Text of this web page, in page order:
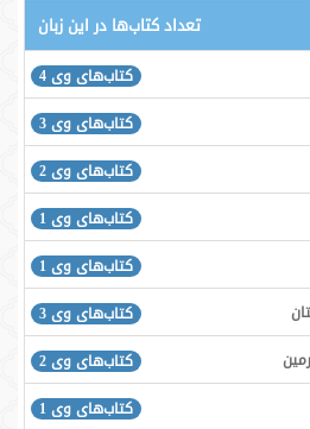
تعداد کتاب‌ها در این زبان
کتاب‌های وی 4
کتاب‌های وی 3
کتاب‌های وی 2
کتاب‌های وی 1
کتاب‌های وی 1
کتاب‌های وی 3
کتاب‌های وی 2
کتاب‌های وی 1